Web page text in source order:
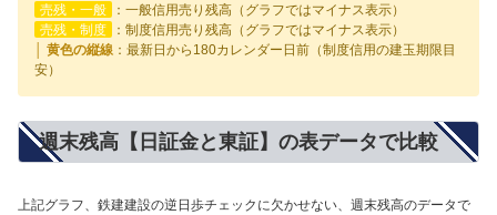
売残・一般
：一般信用売り残高（グラフではマイナス表示）
売残・制度
：制度信用売り残高（グラフではマイナス表示）
│ 黄色の縦線 ：最新日から180カレンダー日前（制度信用の建玉期限目
安）
週末残高【日証金と東証】の表データで比較
上記グラフ、鉄建建設の逆日歩チェックに欠かせない、週末残高のデータで